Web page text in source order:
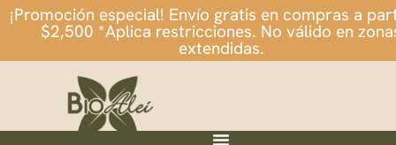
¡Promoción especial! Envío gratis en compras a
$2,500 *Aplica restricciones. No válido en
extendidas.